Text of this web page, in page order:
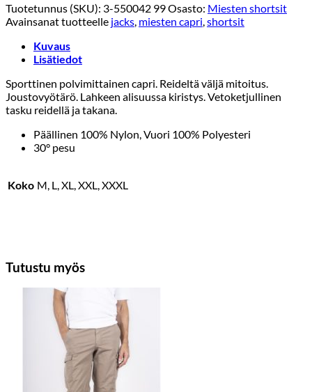
Tuotetunnus (SKU): 3-550042 99Osasto: Miesten shortsit
Avainsanat tuotteelle jacks, miesten capri,shortsit
Kuvaus
Lisätiedot
Sporttinen polvimittainen capri. Reideltä väljä mitoitus.
Joustovyötärö. Lahkeen alisuussa kiristys. Vetoketjullinen
tasku reidellä ja takana.
Päällinen 100% Nylon, Vuori 100% Polyesteri
30° pesu
Koko M, L, XL, XXL, XXXL
Tutustu myös